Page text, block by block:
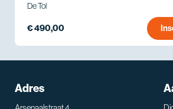
De Tol
€ 490,00
Adres